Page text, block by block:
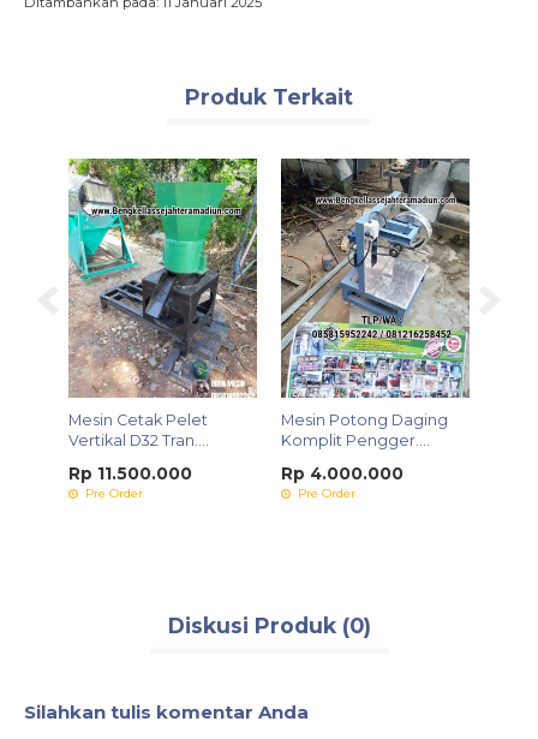
Produk Terkait
Mesin Cetak Pelet
Vertikal D32 Tran....
Rp 11.500.000
Pre Order
Mesin Potong Daging
Komplit Pengger....
Rp 4.000.000
Pre Order
Diskusi Produk (0)
Silahkan tulis komentar Anda